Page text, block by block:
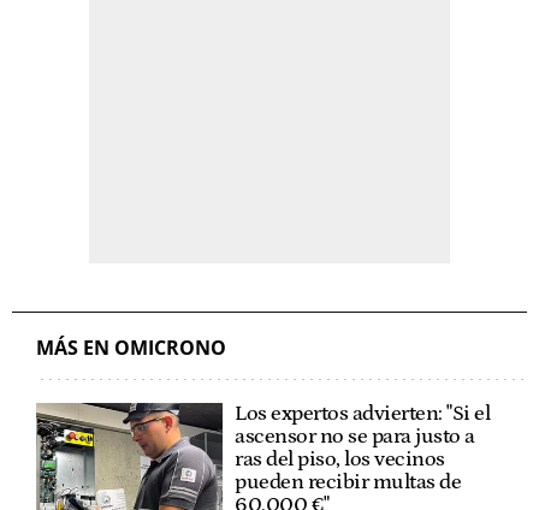
MÁS EN OMICRONO
Los expertos advierten: "Si el
ascensor no se para justo a
ras del piso, los vecinos
pueden recibir multas de
60.000 €"